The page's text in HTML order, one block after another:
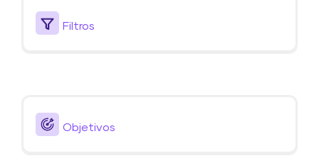
Filtros
Objetivos